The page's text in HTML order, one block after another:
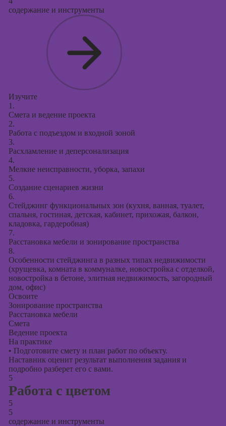
содержание и инструменты
Изучите
1.
Смета и ведение проекта
2.
Работа с подъездом и входной зоной
3.
Расхламление и деперсонализация
4.
Мелкие неисправности, уборка, запахи
5.
Создание сценариев жизни
6.
Стейджинг функциональных зон (кухня, ванная, туалет,
спальня, гостиная, детская, кабинет, прихожая, балкон,
кладовка, гардеробная)
7.
Расстановка мебели и зонирование пространства
8.
Особенности стейджинга в разных типах недвижимости
(хрущевка, комната в коммуналке, новостройка с отделкой,
новостройка в бетоне, элитная недвижимость, загородный
дом, офис)
Освоите
Зонирование пространства
Расстановка мебели
Смета
Ведение проекта
На практике
• Подготовите смету и план работ по объекту.
Наставник оценит результат выполнения задания и
подробно разберет его с вами.
5
Работа с цветом
5
5
содержание и инструменты